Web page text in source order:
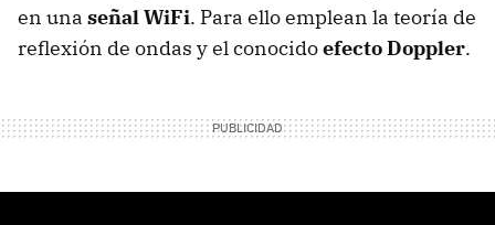
en una señal WiFi. Para ello emplean la teoría de
reflexión de ondas y el conocidoefecto Doppler.